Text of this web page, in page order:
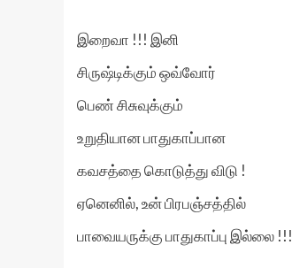
இறைவா !!! இனி
சிருஷ்டிக்கும் ஒவ்வோர்
பெண் சிசுவுக்கும்
உறுதியான பாதுகாப்பான
கவசத்தை கொடுத்து விடு !
ஏனெனில், உன் பிரபஞ்சத்தில்
பாவையருக்கு பாதுகாப்பு இல்லை !!!